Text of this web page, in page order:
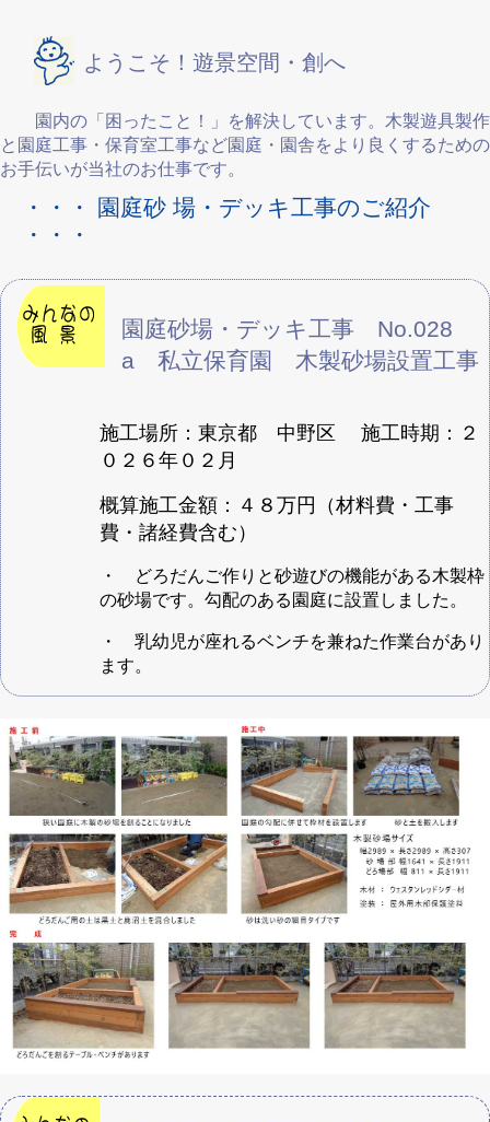
ようこそ！遊景空間・創へ
園内の「困ったこと！」を解決しています。木製遊具製作
と園庭工事・保育室工事など園庭・園舎をより良くするための
お手伝いが当社のお仕事です。
・・・ 園庭砂 場・デッキ工事のご紹介
・・・
園庭砂場・デッキ工事 No.028
a 私立保育園 木製砂場設置工事
施工場所：東京都 中野区 施工時期：２
０２６年０２月
概算施工金額：４８万円（材料費・工事
費・諸経費含む）
・ どろだんご作りと砂遊びの機能がある木製枠
の砂場です。勾配のある園庭に設置しました。
・ 乳幼児が座れるベンチを兼ねた作業台があり
ます。